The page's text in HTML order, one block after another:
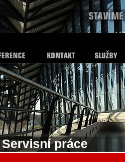
Servisní práce